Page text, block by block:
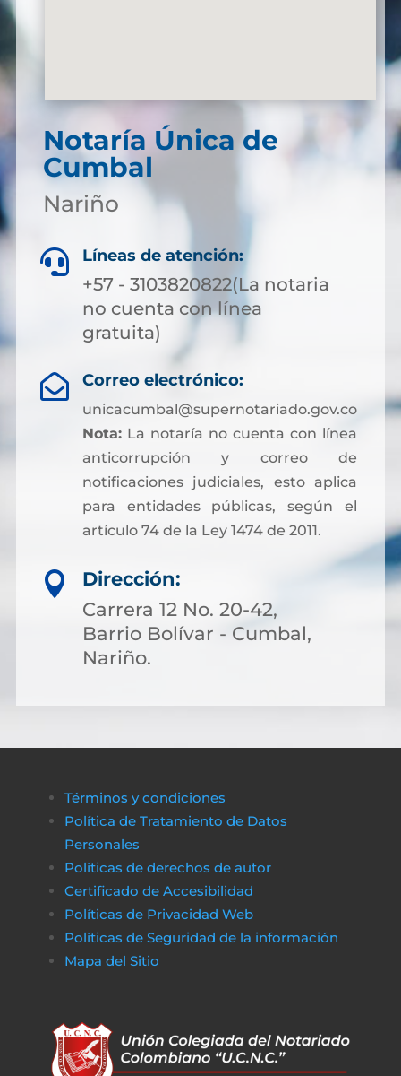
Notaría Única de
Cumbal
Nariño
 Líneas de atención:
+57 - 3103820822(La notaria
no cuenta con línea
gratuita)
 Correo electrónico:
unicacumbal@supernotariado.gov.co
Nota:La notaría no cuenta con línea
anticorrupción y correo de
notificaciones judiciales, esto aplica
para entidades públicas, según el
artículo 74 de la Ley 1474 de 2011.

Dirección:
Carrera 12 No. 20-42,
Barrio Bolívar - Cumbal,
Nariño.
Términos y condiciones
Política de Tratamiento de Datos
Personales
Políticas de derechos de autor
Certificado de Accesibilidad
Políticas de Privacidad Web
Políticas de Seguridad de la información
Mapa del Sitio